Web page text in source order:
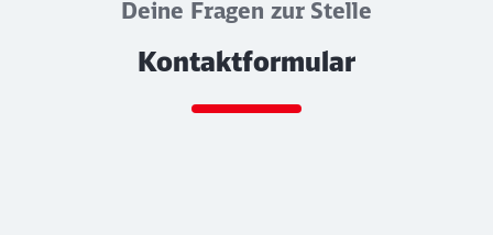
Deine Fragen zur Stelle
Kontaktformular